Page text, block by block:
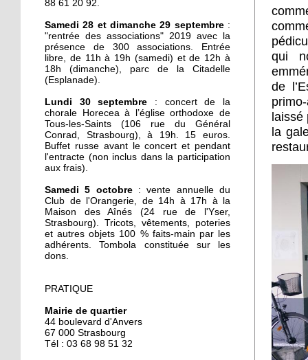
29 septembre 2019
Je suis une pomme
invendue sur le marché
29 septembre 2019
Parc de la Citadelle,
illustre terreau du basket
de rue
28 septembre 2019
Rentrée des associations :
la positive attitude
26 septembre 2019
centre Rotterdam
26 septembre 2019
Esplanade : la piste
88 61 20 92.
Samedi 28 et dimanche 29 septembre:
"rentrée des associations" 2019 avec la
présence de 300 associations. Entrée
libre, de 11h à 19h (samedi) et de 12h à
18h (dimanche), parc de la Citadelle
(Esplanade).
Lundi 30 septembre : concert de la
chorale Horecea à l’église orthodoxe de
Tous-les-Saints (106 rue du Général
Conrad, Strasbourg), à 19h. 15 euros.
Buffet russe avant le concert et pendant
l'entracte (non inclus dans la participation
aux frais).
Samedi 5 octobre: vente annuelle du
Club de l'Orangerie, de 14h à 17h à la
Maison des Aînés (24 rue de l'Yser,
Strasbourg). Tricots, vêtements, poteries
et autres objets 100 % faits-main par les
adhérents. Tombola constituée sur les
dons.
PRATIQUE
Mairie de quartier
44 boulevard d'Anvers
67 000 Strasbourg
Tél : 03 68 98 51 32
qui
de
laissé
la